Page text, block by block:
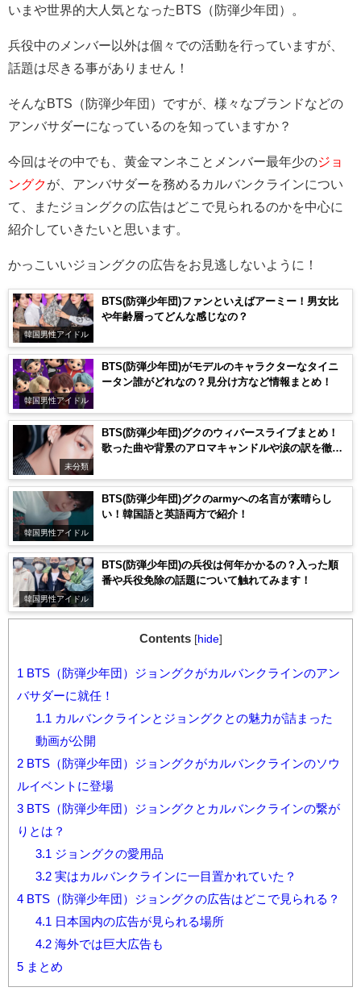
いまや世界的大人気となったBTS（防弾少年団）。
兵役中のメンバー以外は個々での活動を行っていますが、
話題は尽きる事がありません！
そんなBTS（防弾少年団）ですが、様々なブランドなどの
アンバサダーになっているのを知っていますか？
今回はその中でも、黄金マンネことメンバー最年少のジョ
ングクが、アンバサダーを務めるカルバンクラインについ
て、またジョングクの広告はどこで見られるのかを中心に
紹介していきたいと思います。
かっこいいジョングクの広告をお見逃しないように！
韓国男性アイドル
BTS(防弾少年団)ファンといえばアーミー！男女比
や年齢層ってどんな感じなの？
韓国男性アイドル
BTS(防弾少年団)がモデルのキャラクターなタイニ
ータン誰がどれなの？見分け方など情報まとめ！
未分類
BTS(防弾少年団)グクのウィバースライブまとめ！
歌った曲や背景のアロマキャンドルや涙の訳を徹底
韓国男性アイドル
BTS(防弾少年団)グクのarmyへの名言が素晴らし
い！韓国語と英語両方で紹介！
韓国男性アイドル
BTS(防弾少年団)の兵役は何年かかるの？入った順
番や兵役免除の話題について触れてみます！
Contents [hide]
1
BTS（防弾少年団）ジョングクがカルバンクラインのアン
バサダーに就任！
1.1
カルバンクラインとジョングクとの魅力が詰まった
動画が公開
2 BTS（防弾少年団）ジョングクがカルバンクラインのソウ
ルイベントに登場
3 BTS（防弾少年団）ジョングクとカルバンクラインの繋が
りとは？
3.1 ジョングクの愛用品
3.2実はカルバンクラインに一目置かれていた？
4 BTS（防弾少年団）ジョングクの広告はどこで見られる？
4.1
日本国内の広告が見られる場所
4.2海外では巨大広告も
5 まとめ